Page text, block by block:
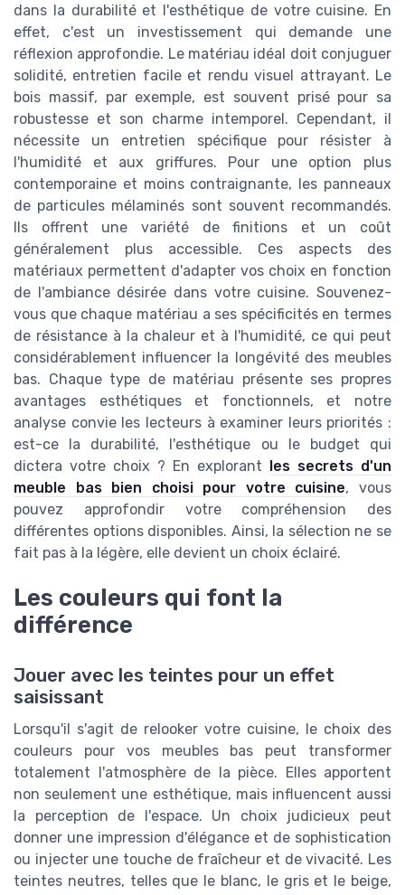
dans la durabilité et l'esthétique de votre cuisine. En
effet, c'est un investissement qui demande une
réflexion approfondie. Le matériau idéal doit conjuguer
solidité, entretien facile et rendu visuel attrayant. Le
bois massif, par exemple, est souvent prisé pour sa
robustesse et son charme intemporel. Cependant, il
nécessite un entretien spécifique pour résister à
l'humidité et aux griffures. Pour une option plus
contemporaine et moins contraignante, les panneaux
de particules mélaminés sont souvent recommandés.
Ils offrent une variété de finitions et un coût
généralement plus accessible. Ces aspects des
matériaux permettent d'adapter vos choix en fonction
de l'ambiance désirée dans votre cuisine. Souvenez-
vous que chaque matériau a ses spécificités en termes
de résistance à la chaleur et à l'humidité, ce qui peut
considérablement influencer la longévité des meubles
bas. Chaque type de matériau présente ses propres
avantages esthétiques et fonctionnels, et notre
analyse convie les lecteurs à examiner leurs priorités :
est-ce la durabilité, l'esthétique ou le budget qui
dictera votre choix ? En explorant les secrets d'un
meuble bas bien choisi pour votre cuisine, vous
pouvez approfondir votre compréhension des
différentes options disponibles. Ainsi, la sélection ne se
fait pas à la légère, elle devient un choix éclairé.
Les couleurs qui font la
différence
Jouer avec les teintes pour un effet
saisissant
Lorsqu'il s'agit de relooker votre cuisine, le choix des
couleurs pour vos meubles bas peut transformer
totalement l'atmosphère de la pièce. Elles apportent
non seulement une esthétique, mais influencent aussi
la perception de l'espace. Un choix judicieux peut
donner une impression d'élégance et de sophistication
ou injecter une touche de fraîcheur et de vivacité. Les
teintes neutres, telles que le blanc, le gris et le beige,